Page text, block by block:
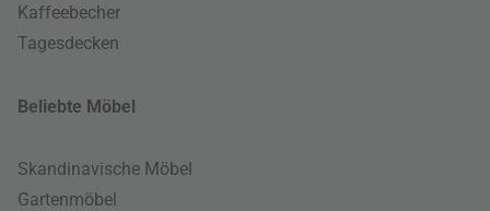
Kaffeebecher
Tagesdecken
Beliebte Möbel
Skandinavische Möbel
Gartenmöbel